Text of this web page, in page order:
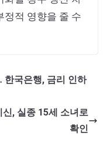
정적 영향을 줄 수
한국은행, 금리 인하
, 실종 15세 소녀로
확인